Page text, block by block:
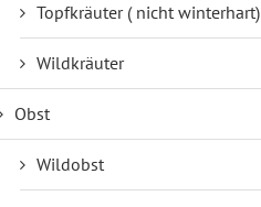
Topfkräuter ( nicht winterhart)
Wildkräuter
Obst
Wildobst